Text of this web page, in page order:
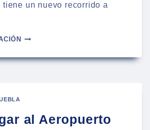
tiene un nuevo recorrido a
NUEVO
DE
PUEBLA
al Aeropuerto